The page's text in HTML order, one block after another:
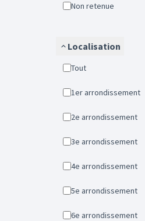
Non retenue
Localisation
Tout
1er arrondissement
2e arrondissement
3e arrondissement
4e arrondissement
5e arrondissement
6e arrondissement